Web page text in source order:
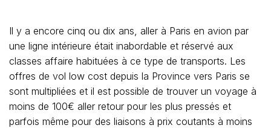
Il y a encore cinq ou dix ans, aller à Paris en avion par
une ligne intérieure était inabordable et réservé aux
classes affaire habituées à ce type de transports. Les
offres de vol low cost depuis la Province vers Paris se
sont multipliées et il est possible de trouver un voyage à
moins de 100€ aller retour pour les plus pressés et
parfois même pour des liaisons à prix coutants à moins